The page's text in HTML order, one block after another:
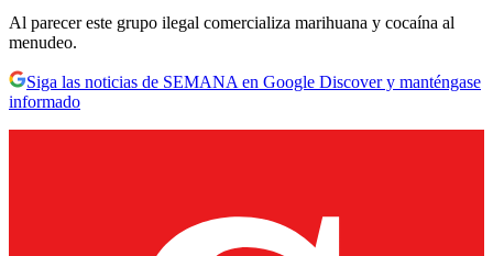
Al parecer este grupo ilegal comercializa marihuana y cocaína al
menudeo.
Siga las noticias de SEMANA en Google Discover y manténgase
informado